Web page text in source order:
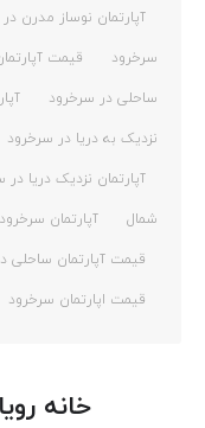
آپارتمان نوساز مدرن
سرخرود قیمت
ساحلی در سرخرود
نزدیک به دریا در سرخرود
آپارتمان نزدیک دریا در
شمال آپارتمان
قیمت آپارتمان ساحلی
قیمت اپارتمان سرخرود
خانه